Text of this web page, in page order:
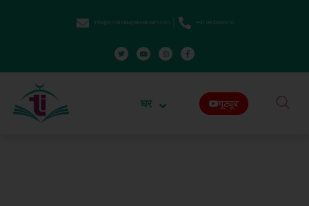
info@ismahdaviyatrealislam.com +91 9849330310
घर यूट्यूब